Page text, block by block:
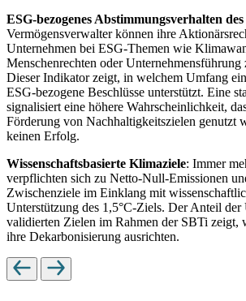
ESG-bezogenes Abstimmungsverhalten
Vermögensverwalter können ihre
Unternehmen bei ESG-Themen wie
Menschenrechten oder Unternehmensführung
Dieser Indikator zeigt, in welchem Umfang
ESG-bezogene Beschlüsse unterstützt. Eine
signalisiert eine höhere Wahrscheinlichkeit,
Förderung von Nachhaltigkeitszielen genutzt
keinen Erfolg.
Wissenschaftsbasierte Klimaziele: Immer
verpflichten sich zu Netto-Null-Emissionen
Zwischenziele im Einklang mit
Unterstützung des 1,5°C-Ziels. Der Anteil der
validierten Zielen im Rahmen der SBTi zeigt,
ihre Dekarbonisierung ausrichten.